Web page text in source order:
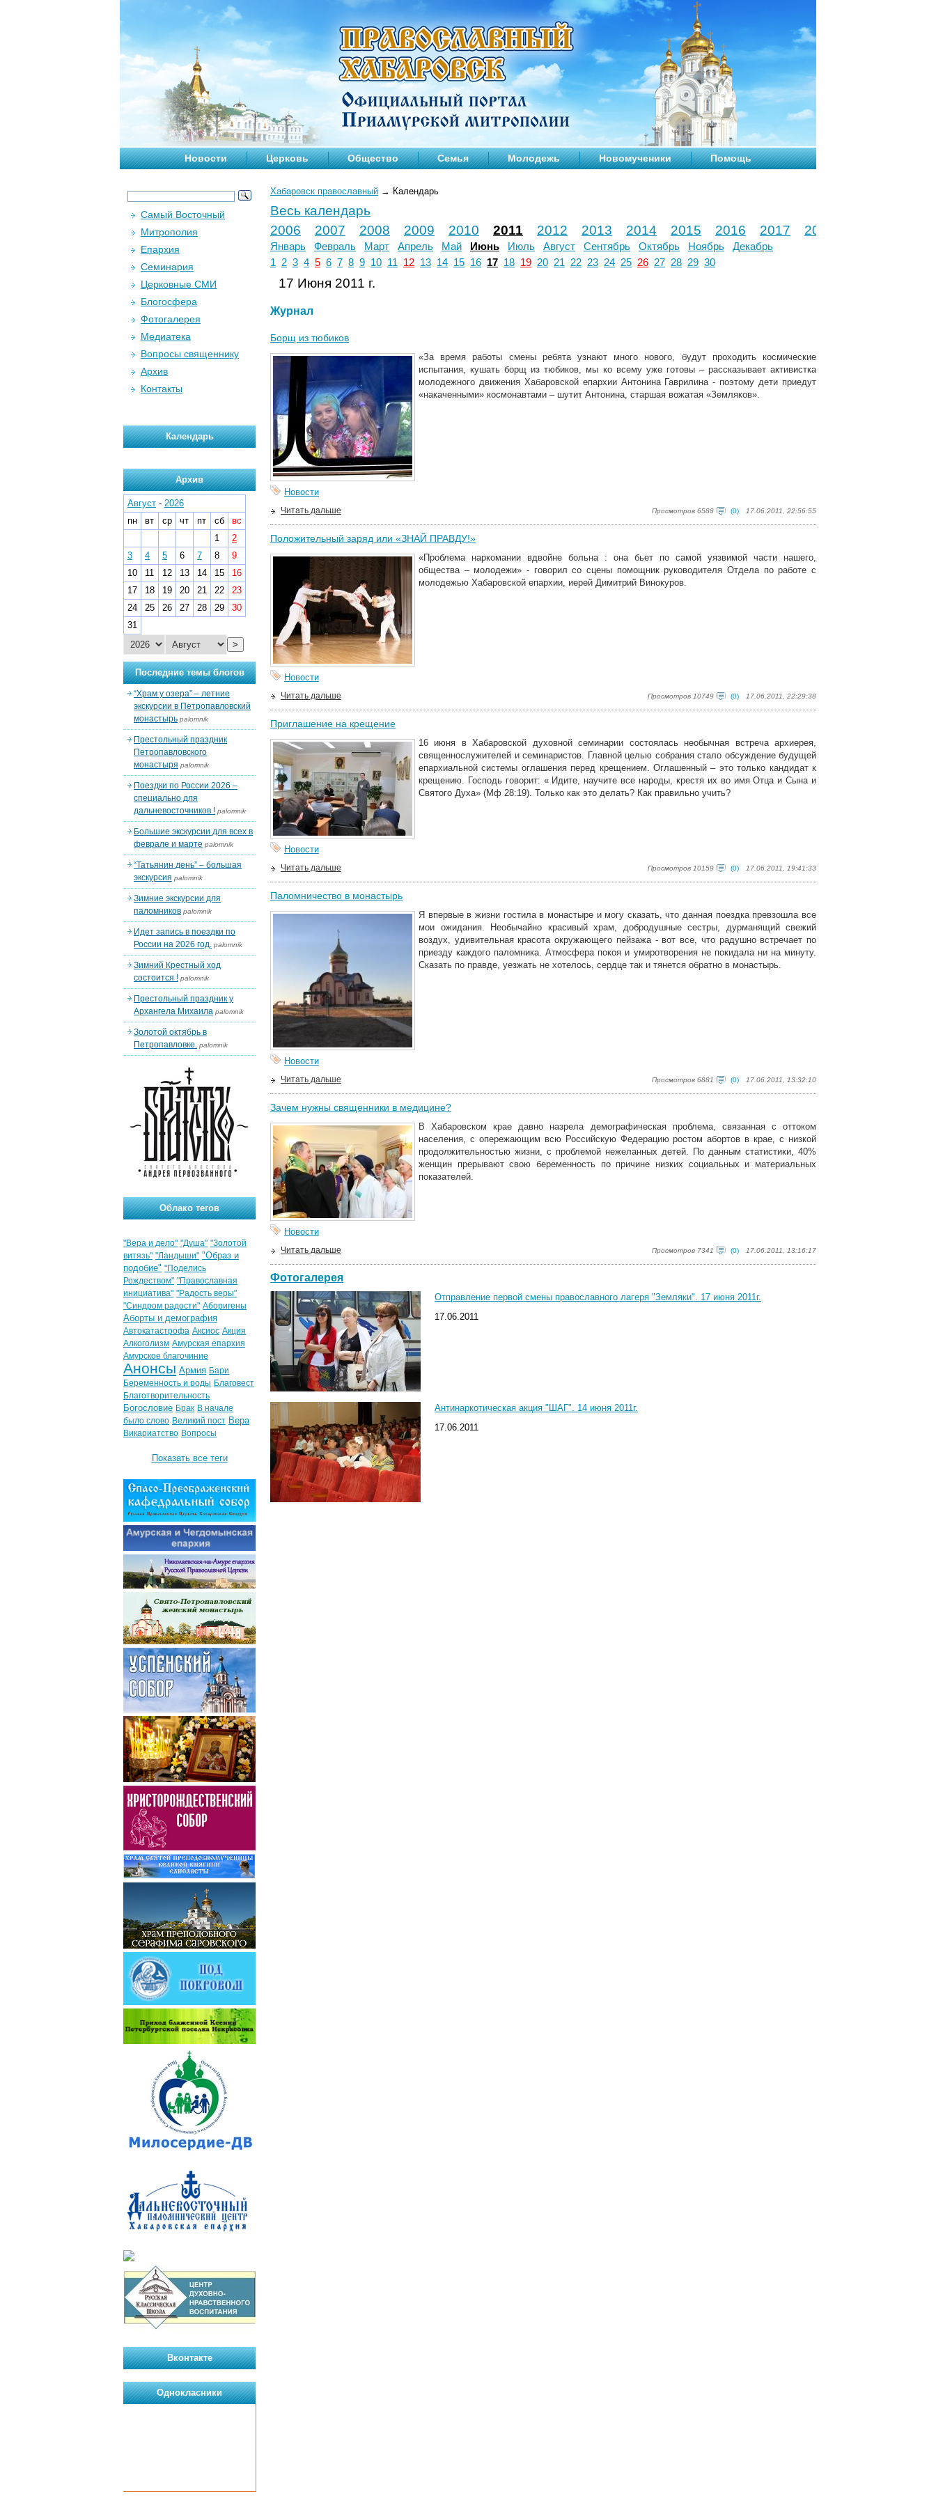
Новости Церковь Общество Семья Молодежь Новомученики Помощь
Хабаровск православный → Календарь
Весь календарь
2006
2007 2008 2009 2010 2011 2012 2013 2014 2015 2016 2017 2018
Январь Февраль Март Апрель Май Июнь Июль Август Сентябрь Октябрь Ноябрь
Декабрь
1
2 3 4 5 6 7 8 9 10 11 12 13 14 15 16 17 18 19 20 21 22 23 24 25 26 27 28 29 30
17 Июня 2011 г.
Журнал
Борщ из тюбиков
«За время работы смены ребята узнают много нового, будут проходить космические
испытания, кушать борщ из тюбиков, мы ко всему уже готовы – рассказывает активистка
молодежного движения Хабаровской епархии Антонина Гаврилина - поэтому дети приедут
«накаченными» космонавтами – шутит Антонина, старшая вожатая «Земляков».
Новости
Просмотров 6588 (0) 17.06.2011, 22:56:55
Читать дальше
Положительный заряд или «ЗНАЙ ПРАВДУ!»
«Проблема наркомании вдвойне больна : она бьет по самой уязвимой части нашего,
общества – молодежи» - говорил со сцены помощник руководителя Отдела по работе с
молодежью Хабаровской епархии, иерей Димитрий Винокуров.
Новости
Просмотров 10749 (0) 17.06.2011, 22:29:38
Читать дальше
Приглашение на крещение
16 июня в Хабаровской духовной семинарии состоялась необычная встреча архиерея,
священнослужителей и семинаристов. Главной целью собрания стало обсуждение будущей
епархиальной системы оглашения перед крещением. Оглашенный – это только кандидат к
крещению. Господь говорит: « Идите, научите все народы, крестя их во имя Отца и Сына и
Святого Духа» (Мф 28:19). Только как это делать? Как правильно учить?
Новости
Просмотров 10159 (0) 17.06.2011, 19:41:33
Читать дальше
Паломничество в монастырь
Я впервые в жизни гостила в монастыре и могу сказать, что данная поездка превзошла все
мои ожидания. Необычайно красивый храм, добродушные сестры, дурманящий свежий
воздух, удивительная красота окружающего пейзажа - вот все, что радушно встречает по
приезду каждого паломника. Атмосфера покоя и умиротворения не покидала ни на минуту.
Сказать по правде, уезжать не хотелось, сердце так и тянется обратно в монастырь.
Новости
Просмотров 6881 (0) 17.06.2011, 13:32:10
Читать дальше
Зачем нужны священники в медицине?
В Хабаровском крае давно назрела демографическая проблема, связанная с оттоком
населения, с опережающим всю Российскую Федерацию ростом абортов в крае, с низкой
продолжительностью жизни, с проблемой нежеланных детей. По данным статистики, 40%
женщин прерывают свою беременность по причине низких социальных и материальных
показателей.
Новости
Просмотров 7341 (0) 17.06.2011, 13:16:17
Читать дальше
Фотогалерея
Отправление первой смены православного лагеря "Земляки". 17 июня 2011г.
17.06.2011
Антинаркотическая акция "ШАГ". 14 июня 2011г.
17.06.2011
Самый Восточный
Митрополия
Епархия
Семинария
Церковные СМИ
Блогосфера
Фотогалерея
Медиатека
Вопросы священнику
Архив
Контакты
Календарь
Архив
Август - 2026
пн
вт ср чт пт сб
вс
1
2
3
4 5 6 7 8
9
10
11 12 13 14 15
16
17
18 19 20 21 22
23
24
25 26 27 28 29
30
31
>
Последние темы блогов
“Храм у озера” – летние
экскурсии в Петропавловский
монастырь palomnik
Престольный праздник
Петропавловского
монастыря palomnik
Поездки по России 2026 –
специально для
дальневосточников ! palomnik
Большие экскурсии для всех в
феврале и марте palomnik
“Татьянин день” – большая
экскурсия palomnik
Зимние экскурсии для
паломников palomnik
Идет запись в поездки по
России на 2026 год. palomnik
Зимний Крестный ход
состоится ! palomnik
Престольный праздник у
Архангела Михаила palomnik
Золотой октябрь в
Петропавловке. palomnik
Облако тегов
"Вера и дело" "Душа" "Золотой
витязь" "Ландыши" "Образ и
подобие" "Поделись
Рождеством" "Православная
инициатива" "Радость веры"
"Синдром радости" Аборигены
Аборты и демография
Автокатастрофа Аксиос Акция
Алкоголизм Амурская епархия
Амурское благочиние
Анонсы Армия Бари
Беременность и роды Благовест
Благотворительность
Богословие Брак В начале
было слово Великий пост Вера
Викариатство Вопросы
Показать все теги
Вконтакте
Однокласники